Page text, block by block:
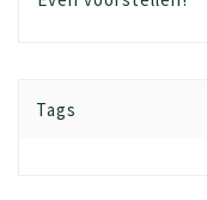
Tags